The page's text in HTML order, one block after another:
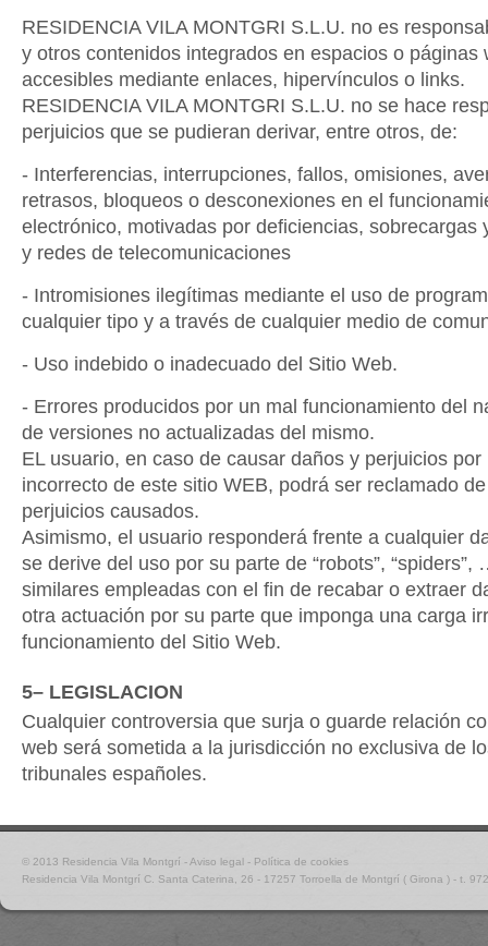
RESIDENCIA VILA MONTGRI S.L.U. no es
y otros contenidos integrados en espacios o páginas
accesibles mediante enlaces, hipervínculos o links.
RESIDENCIA VILA MONTGRI S.L.U. no se hace
perjuicios que se pudieran derivar, entre otros, de:
- Interferencias, interrupciones, fallos, omisiones,
retrasos, bloqueos o desconexiones en el
electrónico, motivadas por deficiencias, sobrecargas
y redes de telecomunicaciones
- Intromisiones ilegítimas mediante el uso de
cualquier tipo y a través de cualquier medio de
- Uso indebido o inadecuado del Sitio Web.
- Errores producidos por un mal funcionamiento del
de versiones no actualizadas del mismo.
EL usuario, en caso de causar daños y perjuicios
incorrecto de este sitio WEB, podrá ser reclamado
perjuicios causados.
Asimismo, el usuario responderá frente a cualquier
se derive del uso por su parte de “robots”,
similares empleadas con el fin de recabar o extraer
otra actuación por su parte que imponga una carga
funcionamiento del Sitio Web.
5– LEGISLACION
Cualquier controversia que surja o guarde relación
web será sometida a la jurisdicción no exclusiva de
tribunales españoles.
© 2013 Residencia Vila Montgrí - Aviso legal - Política de cookies
Residencia Vila Montgrí C. Santa Caterina, 26 - 17257 Torroella de Montgrí ( Girona ) - t.